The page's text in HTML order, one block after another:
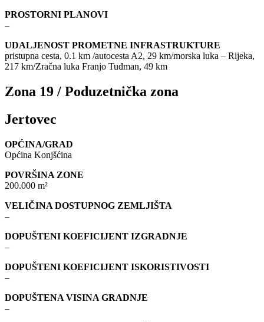
PROSTORNI PLANOVI
–
UDALJENOST PROMETNE INFRASTRUKTURE
pristupna cesta, 0.1 km /autocesta A2, 29 km/morska luka – Rijeka,
217 km/Zračna luka Franjo Tuđman, 49 km
Zona 19 / Poduzetnička zona
Jertovec
OPĆINA/GRAD
Općina Konjšćina
POVRŠINA ZONE
200.000 m²
VELIČINA DOSTUPNOG ZEMLJIŠTA
–
DOPUŠTENI KOEFICIJENT IZGRADNJE
–
DOPUŠTENI KOEFICIJENT ISKORISTIVOSTI
–
DOPUŠTENA VISINA GRADNJE
–